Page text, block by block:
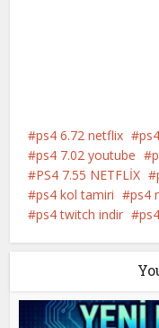
ps4 6.72 netflix
ps4 7.02 youtube
PS4 7.55 NETFLİX
ps4 kol tamiri
ps4
ps4 twitch indir